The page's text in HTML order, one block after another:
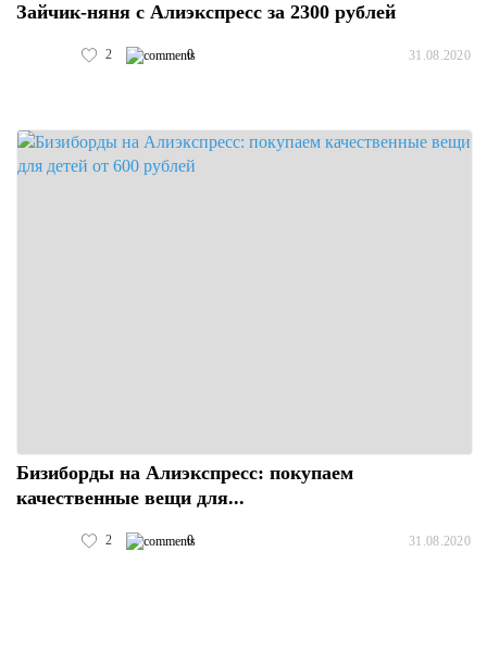
Зайчик-няня с Алиэкспресс за 2300 рублей
2 0 31.08.2020
Бизиборды на Алиэкспресс: покупаем
качественные вещи для...
2 0 31.08.2020